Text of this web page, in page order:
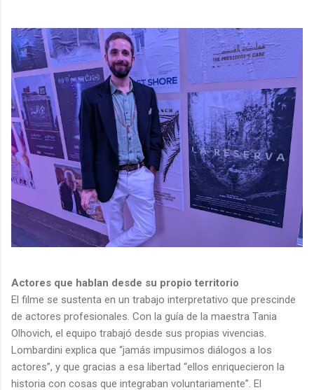
Actores que hablan desde su propio territorio
El filme se sustenta en un trabajo interpretativo que prescinde
de actores profesionales. Con la guía de la maestra Tania
Olhovich, el equipo trabajó desde sus propias vivencias.
Lombardini explica que “jamás impusimos diálogos a los
actores”, y que gracias a esa libertad “ellos enriquecieron la
historia con cosas que integraban voluntariamente”. El